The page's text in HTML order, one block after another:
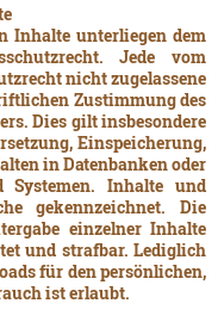
Inhalte unterliegen dem
Jede vom
nicht zugelassene
Zustimmung des
Dies gilt insbesondere
Einspeicherung,
in Datenbanken oder
Systemen. Inhalte und
gekennzeichnet. Die
einzelner Inhalte
und strafbar. Lediglich
für den persönlichen,
ist erlaubt.